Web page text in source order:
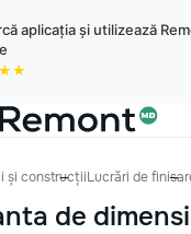
aplicația și utilizează
și construcțiiLucrări de
de